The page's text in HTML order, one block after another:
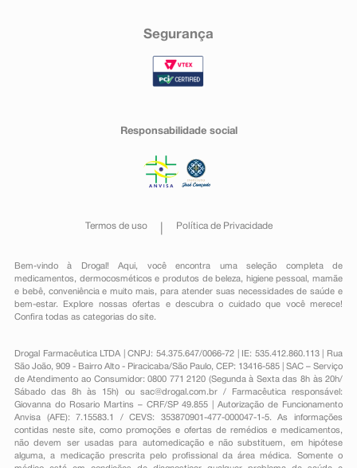
Segurança
Responsabilidade social
Termos de uso Política de Privacidade
Bem-vindo à Drogal! Aqui, você encontra uma seleção completa de
medicamentos , dermocosméticos e produtos de beleza, higiene pessoal ,mamãe
e bebê, conveniênciae muito mais, para atender suas necessidades de saúde e
bem-estar. Explore nossas ofertas e descubra o cuidado que você merece!
Confira todas as categorias do site.
Drogal Farmacêutica LTDA | CNPJ: 54.375.647/0066-72 | IE: 535.412.860.113 | Rua
São João, 909 - Bairro Alto - Piracicaba/São Paulo, CEP: 13416-585 | SAC – Serviço
de Atendimento ao Consumidor: 0800 771 2120 (Segunda à Sexta das 8h às 20h/
Sábado das 8h às 15h) ou sac@drogal.com.br/ Farmacêutica responsável:
Giovanna do Rosario Martins – CRF/SP 49.855 | Autorização de Funcionamento
Anvisa (AFE): 7.15583.1 / CEVS: 353870901-477-000047-1-5. As informações
contidas neste site, como promoções e ofertas de remédios e medicamentos,
não devem ser usadas para automedicação e não substituem, em hipótese
alguma, a medicação prescrita pelo profissional da área médica. Somente o